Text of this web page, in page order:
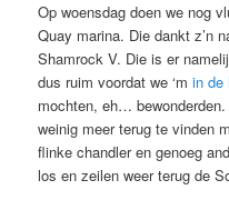
Op woensdag doen we nog
Quay marina. Die dankt z’n
Shamrock V. Die is er
dus ruim voordat we ‘min de
mochten, eh…
weinig meer terug te vinden
flinke chandler en genoeg
los en zeilen weer terug de